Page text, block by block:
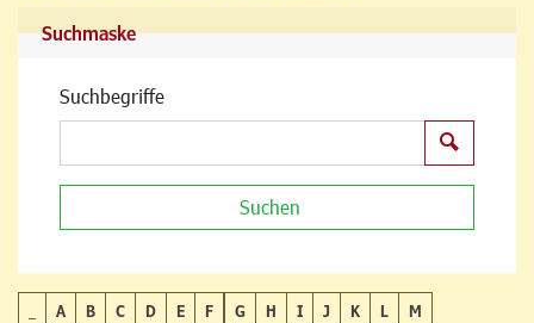
Suchmaske
Suchbegriffe
Suchen
A B C D E F G H I J K L
M